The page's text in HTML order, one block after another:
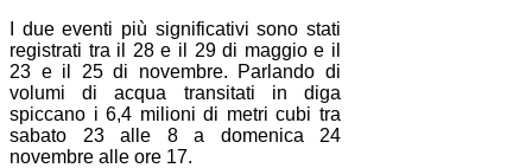
I due eventi più significativi sono stati
registrati tra il 28 e il 29 di maggio e il
23 e il 25 di novembre. Parlando di
volumi di acqua transitati in diga
spiccano i 6,4 milioni di metri cubi tra
sabato 23 alle 8 a domenica 24
novembre alle ore 17.